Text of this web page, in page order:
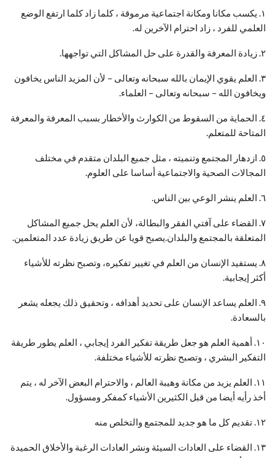
١. يكسب مكانا ومكانة اجتماعية مرموقة ، كلما زاد كلما ارتفع الوضع
العلمي للفرد ، زاد احترام الآخرين له.
٢. زيادة المعرفة والقدرة على حل المشاكل التي تواجهها.
٣. العلم يقوي الإيمان بالله سبحانه وتعالى – لأن المزيد الناس يخافون
ويخافون الله – سبحانه وتعالى – العلماء.
٤. الحماية من السقوط من الكوارث والأخطار بسبب المعرفة والمعرفة
المتاحة للمتعلم.
٥. ازدهار المجتمع وتنميته ، مثل جميع البلدان متقدم في مختلف
المجالات الصحية والاجتماعية أساسا على العلوم.
٦. العلم ينشر الوعي بين الناس.
٧. القضاء على آفتي الفقر والبطالة، لأن العلم يحل جميع المشاكل
المتعلقة بالمجتمع والبلدان.يصبح قويا عن طريق زيادة عدد المتعلمين.
٨. يستفيد الإنسان من العلم في تغيير تفكيره، وتصبح نظرته للأشياء
أكثر إيجابية.
٩. العلم يساعد الإنسان على تحديد أهدافه ، وتحقيق ذلك يجعله يشعر
بالسعادة.
١٠. أهمية العلم هو جعل طريقة تفكير الفرد إيجابي ، العلم يطور طريقة
التفكير البشري ، وتصبح نظرته للأشياء مختلفة.
١١. العلم يزيد من مكانة وهيبة العالم ، والاحترام البعض الآخر له ، يتم
أخذ رأيه أيضا من قبل الكثيرين الأشياء كمفكر ومسؤول.
١٢. تقديم كل ما هو جديد للمجتمع والتخلص منه
١٣. القضاء على العادات السيئة ونشر العادات الرغبة والأخلاق الحميدة